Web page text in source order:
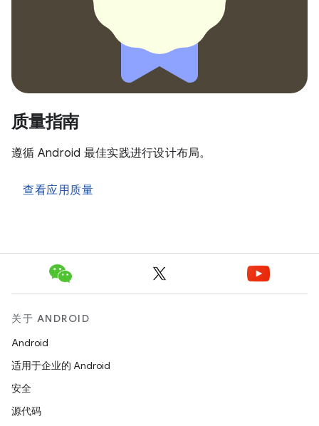
质量指南
遵循 Android 最佳实践进行设计布局。
查看应用质量
关于 ANDROID
Android
适用于企业的 Android
安全
源代码